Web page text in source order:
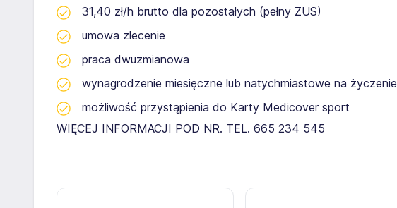
31,40 zł/h brutto dla pozostałych (pełny ZUS)
umowa zlecenie
praca dwuzmianowa
wynagrodzenie miesięczne lub natychmiastowe na życzenie
możliwość przystąpienia do Karty Medicover sport
WIĘCEJ INFORMACJI POD NR. TEL. 665 234 545